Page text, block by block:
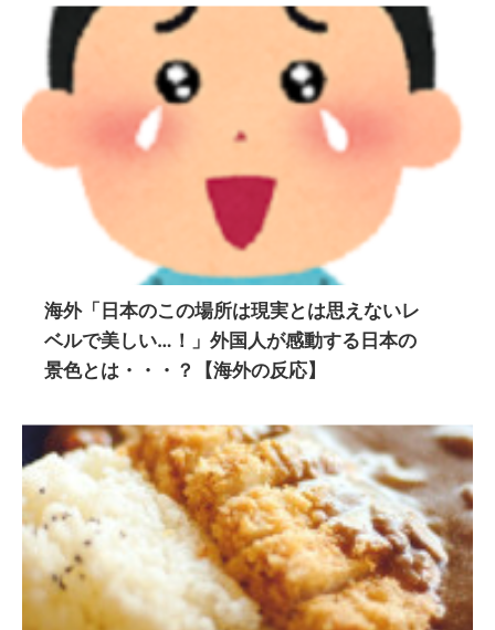
海外「日本のこの場所は現実とは思えないレ
ベルで美しい…！」外国人が感動する日本の
景色とは・・・？【海外の反応】